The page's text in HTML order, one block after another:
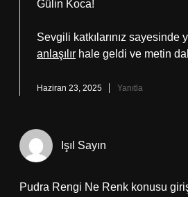
Gülin Koca!
Sevgili katkılarınız sayesinde
anlaşılır hale geldi ve metin
Haziran 23, 2025 Yanıtla
Işıl Sayın
Pudra Rengi Ne Renk konusu